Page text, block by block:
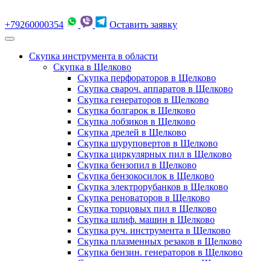
+79260000354 Оставить заявку
Скупка инструмента в области
Скупка в Щелково
Скупка перфораторов в Щелково
Скупка свароч. аппаратов в Щелково
Скупка генераторов в Щелково
Скупка болгарок в Щелково
Скупка лобзиков в Щелково
Скупка дрелей в Щелково
Скупка шуруповертов в Щелково
Скупка циркулярных пил в Щелково
Скупка бензопил в Щелково
Скупка бензокосилок в Щелково
Скупка электрорубанков в Щелково
Скупка реноваторов в Щелково
Скупка торцовых пил в Щелково
Скупка шлиф. машин в Щелково
Скупка руч. инструмента в Щелково
Скупка плазменных резаков в Щелково
Скупка бензин. генераторов в Щелково